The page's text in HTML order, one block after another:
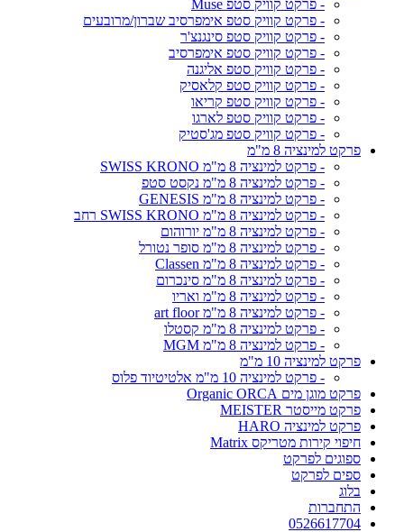
- פרקט קוויק סטפ Muse
- פרקט קוויק סטפ אימפרסיב שברון/מרובעים
- פרקט קוויק סטפ סינגנצ'ר
- פרקט קוויק סטפ אימפרסיב
- פרקט קוויק סטפ אליגנה
- פרקט קוויק סטפ קלאסיק
- פרקט קוויק סטפ קריאו
- פרקט קוויק סטפ לארגו
- פרקט קוויק סטפ מג'סטיק
פרקט למינציה 8 מ"מ
- פרקט למינציה 8 מ"מ SWISS KRONO
- פרקט למינציה 8 מ"מ נקסט סטפ
- פרקט למינציה 8 מ"מ GENESIS
- פרקט למינציה 8 מ"מ SWISS KRONO רחב
- פרקט למינציה 8 מ"מ יורוהום
- פרקט למינציה 8 מ"מ סופר נטורל
- פרקט למינציה 8 מ"מ Classen
- פרקט למינציה 8 מ"מ סינכרום
- פרקט למינציה 8 מ"מ ואריו
- פרקט למינציה 8 מ"מ art floor
- פרקט למינציה 8 מ"מ קסטלו
- פרקט למינציה 8 מ"מ MGM
פרקט למינציה 10 מ"מ
- פרקט למינציה 10 מ"מ אלטיטיוד פלוס
פרקט מוגן מים Organic ORCA
פרקט מייסטר MEISTER
פרקט למינציה HARO
חיפוי קירות מטריקס Matrix
ספוגים לפרקט
ספים לפרקט
בלוג
התחברות
0526617704